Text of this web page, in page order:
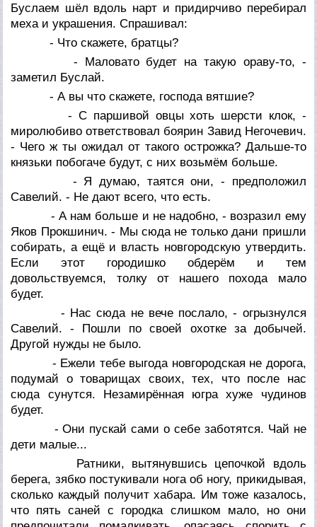
Буслаем шёл вдоль нарт и придирчиво перебирал
меха и украшения. Спрашивал:
- Что скажете, братцы?
- Маловато будет на такую ораву-то, -
заметил Буслай.
- А вы что скажете, господа вятшие?
- С паршивой овцы хоть шерсти клок, -
миролюбиво ответствовал боярин Завид Негочевич.
- Чего ж ты ожидал от такого острожка? Дальше-то
князьки побогаче будут, с них возьмём больше.
- Я думаю, таятся они, - предположил
Савелий. - Не дают всего, что есть.
- А нам больше и не надобно, - возразил ему
Яков Прокшинич. - Мы сюда не только дани пришли
собирать, а ещё и власть новгородскую утвердить.
Если этот городишко обдерём и тем
довольствуемся, толку от нашего похода мало
будет.
- Нас сюда не вече послало, - огрызнулся
Савелий. - Пошли по своей охотке за добычей.
Другой нужды не было.
- Ежели тебе выгода новгородская не дорога,
подумай о товарищах своих, тех, что после нас
сюда сунутся. Незамирённая югра хуже чудинов
будет.
- Они пускай сами о себе заботятся. Чай не
дети малые...
Ратники, вытянувшись цепочкой вдоль
берега, зябко постукивали нога об ногу, прикидывая,
сколько каждый получит хабара. Им тоже казалось,
что пять саней с городка слишком мало, но они